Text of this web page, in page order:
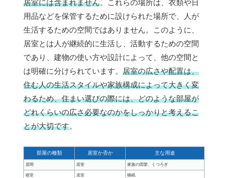
居室には含まれません。これらの場所は、衣類や日
用品などを保管するために設けられた場所で、人が
生活するための空間ではありません。このように、
居室とは人が継続的に生活し、活動するための空間
であり、建物の使い方や設計によって、他の空間と
は明確に分けられています。 居室の広さや配置は、
住む人の生活スタイルや家族構成によって大きく変
わるため、住まい選びの際には、どのような部屋が
どれくらいの広さ必要なのかをしっかりと考えるこ
とが大切です。
部屋の種類 居室か否か 主な用途
居間 居室 家族の団欒、くつろぎ
寝室 居室 睡眠